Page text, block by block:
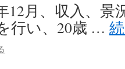
12月、収入、景
行い、20歳 …